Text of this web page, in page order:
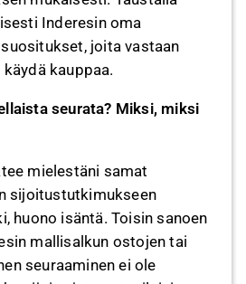
Inderesin oma
joita vastaan
kauppaa.
seurata? Miksi, miksi
mielestäni samat
sijoitustutkimukseen
huono isäntä. Toisin sanoen
mallisalkun ostojen tai
seuraaminen ei ole